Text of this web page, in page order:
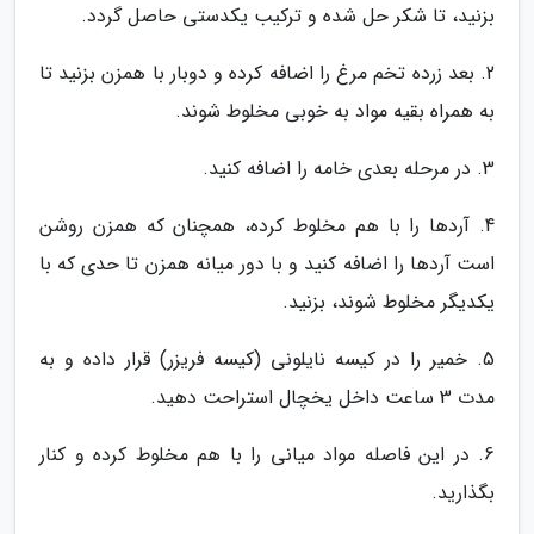
بزنید، تا شکر حل شده و ترکیب یکدستی حاصل گردد.
2. بعد زرده تخم مرغ را اضافه کرده و دوبار با همزن بزنید تا
به همراه بقیه مواد به خوبی مخلوط شوند.
3. در مرحله بعدی خامه را اضافه کنید.
4. آردها را با هم مخلوط کرده، همچنان که همزن روشن
است آردها را اضافه کنید و با دور میانه همزن تا حدی که با
یکدیگر مخلوط شوند، بزنید.
5. خمیر را در کیسه نایلونی (کیسه فریزر) قرار داده و به
مدت 3 ساعت داخل یخچال استراحت دهید.
6. در این فاصله مواد میانی را با هم مخلوط کرده و کنار
بگذارید.